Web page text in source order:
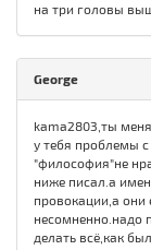
на три головы
George
kama2803,ты
у тебя проблемы
"философия"не
ниже писал.а
провокации,а они
несомненно.надо
делать всё,как